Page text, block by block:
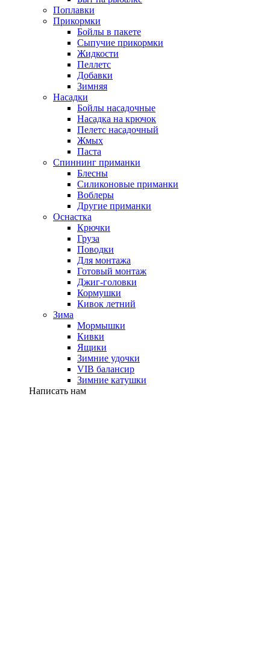
Поплавки
Прикормки
Бойлы в пакете
Сыпучие прикормки
Жидкости
Пеллетс
Добавки
Зимняя
Насадки
Бойлы насадочные
Насадка на крючок
Пелетс насадочный
Жмых
Паста
Спиннинг приманки
Блесны
Силиконовые приманки
Воблеры
Другие приманки
Оснастка
Крючки
Груза
Поводки
Для монтажа
Готовый монтаж
Джиг-головки
Кормушки
Кивок летний
Зима
Мормышки
Кивки
Ящики
Зимние удочки
VIB балансир
Зимние катушки
Написать нам